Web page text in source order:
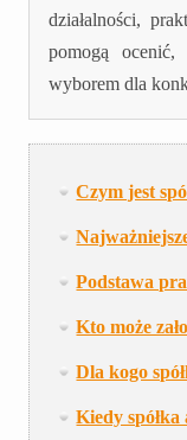
działalności,
pomogą ocenić,
wyborem dla
Czym jest
Podstawa
Kto może
Dla kogo
Kiedy spółka